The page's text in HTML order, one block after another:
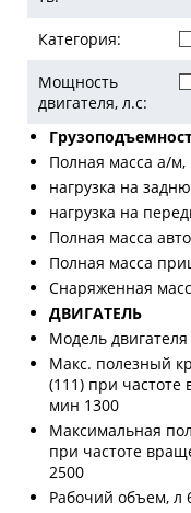
Категория:
Мощность
двигателя, л.с:
Полная масса а/м,
нагрузка на
нагрузка на
Полная масса
Полная масса
Снаряженная
ДВИГАТЕЛЬ
Модель
Макс. полезный
(111) при частоте
мин 1300
Максимальная
при частоте
2500
Рабочий объем, л